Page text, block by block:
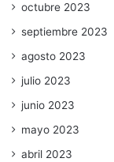
octubre 2023
septiembre 2023
agosto 2023
julio 2023
junio 2023
mayo 2023
abril 2023